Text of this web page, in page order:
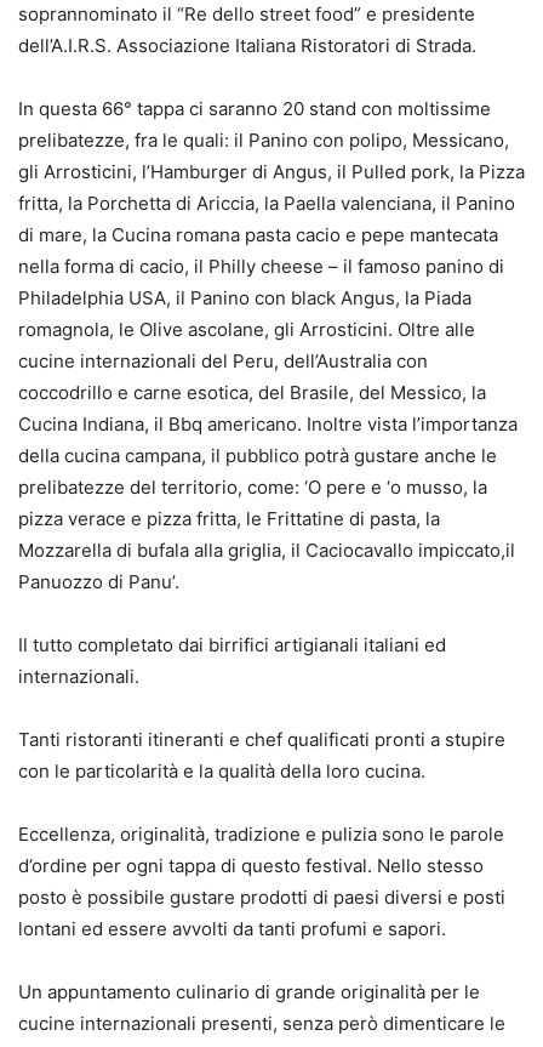
soprannominato il “Re dello street food” e presidente
dell’A.I.R.S. Associazione Italiana Ristoratori di Strada.
In questa 66° tappa ci saranno 20 stand con moltissime
prelibatezze, fra le quali: il Panino con polipo, Messicano,
gli Arrosticini, l’Hamburger di Angus, il Pulled pork, la Pizza
fritta, la Porchetta di Ariccia, la Paella valenciana, il Panino
di mare, la Cucina romana pasta cacio e pepe mantecata
nella forma di cacio, il Philly cheese – il famoso panino di
Philadelphia USA, il Panino con black Angus, la Piada
romagnola, le Olive ascolane, gli Arrosticini. Oltre alle
cucine internazionali del Peru, dell’Australia con
coccodrillo e carne esotica, del Brasile, del Messico, la
Cucina Indiana, il Bbq americano. Inoltre vista l’importanza
della cucina campana, il pubblico potrà gustare anche le
prelibatezze del territorio, come: ‘O pere e ‘o musso, la
pizza verace e pizza fritta, le Frittatine di pasta, la
Mozzarella di bufala alla griglia, il Caciocavallo impiccato,il
Panuozzo di Panu’.
Il tutto completato dai birrifici artigianali italiani ed
internazionali.
Tanti ristoranti itineranti e chef qualificati pronti a stupire
con le particolarità e la qualità della loro cucina.
Eccellenza, originalità, tradizione e pulizia sono le parole
d’ordine per ogni tappa di questo festival. Nello stesso
posto è possibile gustare prodotti di paesi diversi e posti
lontani ed essere avvolti da tanti profumi e sapori.
Un appuntamento culinario di grande originalità per le
cucine internazionali presenti, senza però dimenticare le